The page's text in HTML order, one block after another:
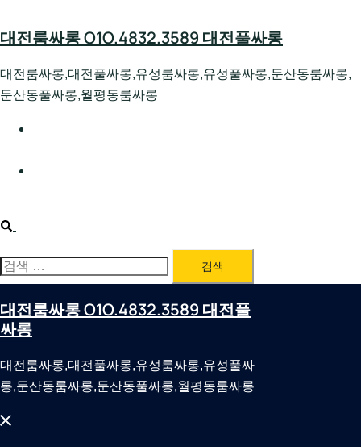
to
대전룸싸롱 O1O.4832.3589 대전풀싸롱
대전룸싸롱,대전풀싸롱,유성룸싸롱,유성풀싸롱,둔산동룸싸롱,
둔산동풀싸롱,월평동룸싸롱
Search
검
색:
대전룸싸롱 O1O.4832.3589 대전풀
싸롱
대전룸싸롱,대전풀싸롱,유성룸싸롱,유성풀싸
롱,둔산동룸싸롱,둔산동풀싸롱,월평동룸싸롱
Close